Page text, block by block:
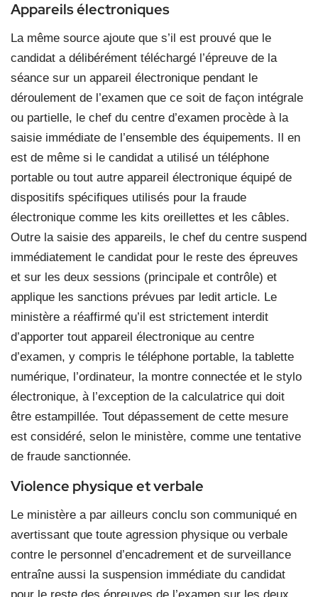
Appareils électroniques
La même source ajoute que s’il est prouvé que le
candidat a délibérément téléchargé l’épreuve de la
séance sur un appareil électronique pendant le
déroulement de l’examen que ce soit de façon intégrale
ou partielle, le chef du centre d’examen procède à la
saisie immédiate de l’ensemble des équipements. Il en
est de même si le candidat a utilisé un téléphone
portable ou tout autre appareil électronique équipé de
dispositifs spécifiques utilisés pour la fraude
électronique comme les kits oreillettes et les câbles.
Outre la saisie des appareils, le chef du centre suspend
immédiatement le candidat pour le reste des épreuves
et sur les deux sessions (principale et contrôle) et
applique les sanctions prévues par ledit article. Le
ministère a réaffirmé qu’il est strictement interdit
d’apporter tout appareil électronique au centre
d’examen, y compris le téléphone portable, la tablette
numérique, l’ordinateur, la montre connectée et le stylo
électronique, à l’exception de la calculatrice qui doit
être estampillée. Tout dépassement de cette mesure
est considéré, selon le ministère, comme une tentative
de fraude sanctionnée.
Violence physique et verbale
Le ministère a par ailleurs conclu son communiqué en
avertissant que toute agression physique ou verbale
contre le personnel d’encadrement et de surveillance
entraîne aussi la suspension immédiate du candidat
pour le reste des épreuves de l’examen sur les deux